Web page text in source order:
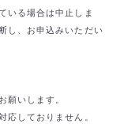
いる場合は中止しま
し、お申込みいただい
願いします。
応しておりません。